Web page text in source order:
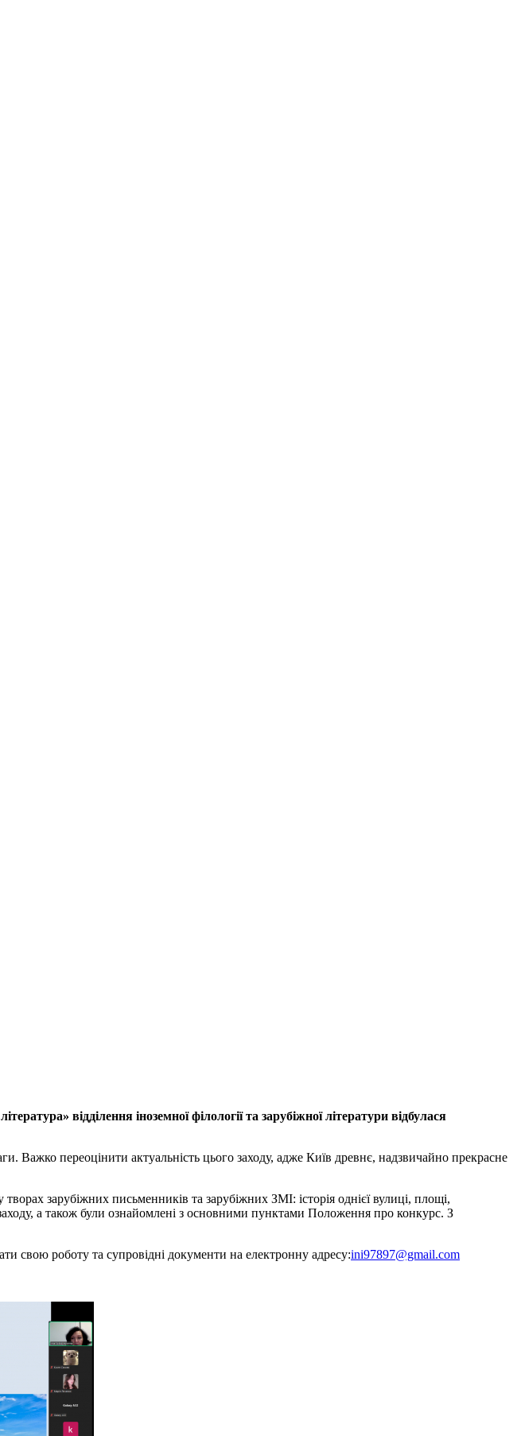
відділення іноземної філології та зарубіжної літератури відбулася
Важко переоцінити актуальність цього заходу, адже Київ древнє, надзвичайно прекрасне
зарубіжних письменників та зарубіжних ЗМІ: історія однієї вулиці, площі,
а також були ознайомлені з основними пунктами Положення про конкурс. З
свою роботу та супровідні документи на електронну адресу:ini97897@gmail.com